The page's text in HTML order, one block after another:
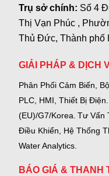
Trụ sở chính: Số 4
Thị Vạn Phúc ,
Thủ Đức, Thành phố
GIẢI PHÁP & DỊCH
Phân Phối Cảm Biến,
PLC, HMI, Thiết Bị Điện.
(EU)/G7/Korea. Tư Vấn
Điều Khiển, Hệ Thống
Water Analytics.
BÁO GIÁ & THANH